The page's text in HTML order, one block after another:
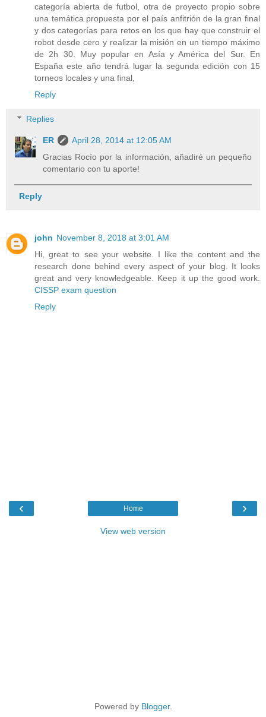
categoría abierta de futbol, otra de proyecto propio sobre
una temática propuesta por el país anfitrión de la gran final
y dos categorías para retos en los que hay que construir el
robot desde cero y realizar la misión en un tiempo máximo
de 2h 30. Muy popular en Asía y América del Sur. En
España este año tendrá lugar la segunda edición con 15
torneos locales y una final,
Reply
Replies
ER
April 28, 2014 at 12:05 AM
Gracias Rocío por la información, añadiré un pequeño
comentario con tu aporte!
Reply
john November 8, 2018 at 3:01 AM
Hi, great to see your website. I like the content and the
research done behind every aspect of your blog. It looks
great and very knowledgeable. Keep it up the good work.
CISSP exam question
Reply
‹ ›
Home
View web version
Powered by Blogger.